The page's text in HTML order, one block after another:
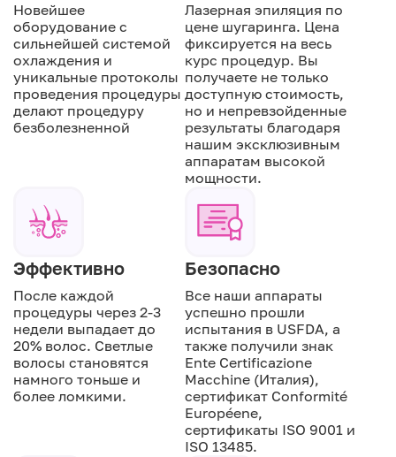
Новейшее
оборудование с
сильнейшей системой
охлаждения и
уникальные протоколы
проведения процедуры
делают процедуру
безболезненной
Лазерная эпиляция по
цене шугаринга. Цена
фиксируется на весь
курс процедур. Вы
получаете не только
доступную стоимость,
но и непревзойденные
результаты благодаря
нашим эксклюзивным
аппаратам высокой
мощности.
Эффективно
После каждой
процедуры через 2-3
недели выпадает до
20% волос. Светлые
волосы становятся
намного тоньше и
более ломкими.
Безопасно
Все наши аппараты
успешно прошли
испытания в USFDA, а
также получили знак
Ente Certificazione
Macchine (Италия),
сертификат Conformité
Européene,
сертификаты ISO 9001 и
ISO 13485.